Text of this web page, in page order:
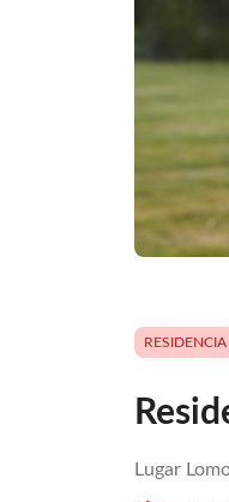
RESIDENCIA
Lugar